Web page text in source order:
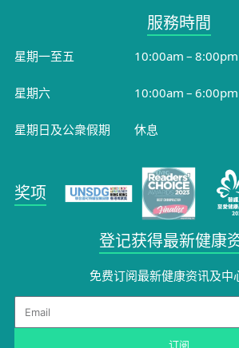
服務時間​
星期一至五 10:00am – 8:00pm
星期六 10:00am – 6:00pm
星期日及公衆假期 休息
登记获得最新健康
免费订阅最新健康资讯及中
Email
订阅
奖项